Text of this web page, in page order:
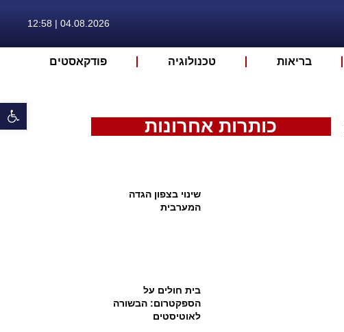
04.08.2026 | 12:58
בריאות טכנולוגיה פודקאסטים
כותרות אחרונות
שינוי בצפון הגדה
המערבית
בית חולים על
הספקטרום: הבשורה
לאוטיסטים